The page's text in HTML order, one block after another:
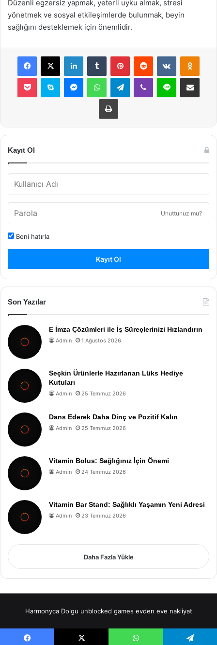
Düzenli egzersiz yapmak, yeterli uyku almak, stresi
yönetmek ve sosyal etkileşimlerde bulunmak, beyin
sağlığını desteklemek için önemlidir.
Facebook
X LinkedInTumblr PinterestReddit VKontakte
Pocket Skype MessengerWhatsAppTelegramViber Line E-Posta ile
Yazdır
Kayıt Ol
Unuttunuz mu?
Beni hatırla
Kayıt Ol
Son Yazılar
E İmza Çözümleri ile İş Süreçlerinizi Hızlandırın
Admin 1 Ağustos 2026
Seçkin Ürünlerle Hazırlanan Lüks Hediye
Kutuları
Admin 25 Temmuz 2026
Dans Ederek Daha Dinç ve Pozitif Kalın
Admin 25 Temmuz 2026
Vitamin Bolus: Sağlığınız İçin Önemi
Admin 24 Temmuz 2026
Vitamin Bar Stand: Sağlıklı Yaşamın Yeni Adresi
Admin 23 Temmuz 2026
Daha Fazla Yükle
Harmonyca Dolgu unblocked games evden eve nakliyat